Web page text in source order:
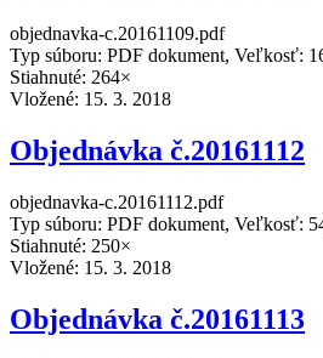
objednavka-c.20161109.pdf
Typ súboru: PDF dokument, Veľkosť:
Stiahnuté: 264×
Vložené: 15. 3. 2018
Objednávka č.20161112
objednavka-c.20161112.pdf
Typ súboru: PDF dokument, Veľkosť:
Stiahnuté: 250×
Vložené: 15. 3. 2018
Objednávka č.20161113